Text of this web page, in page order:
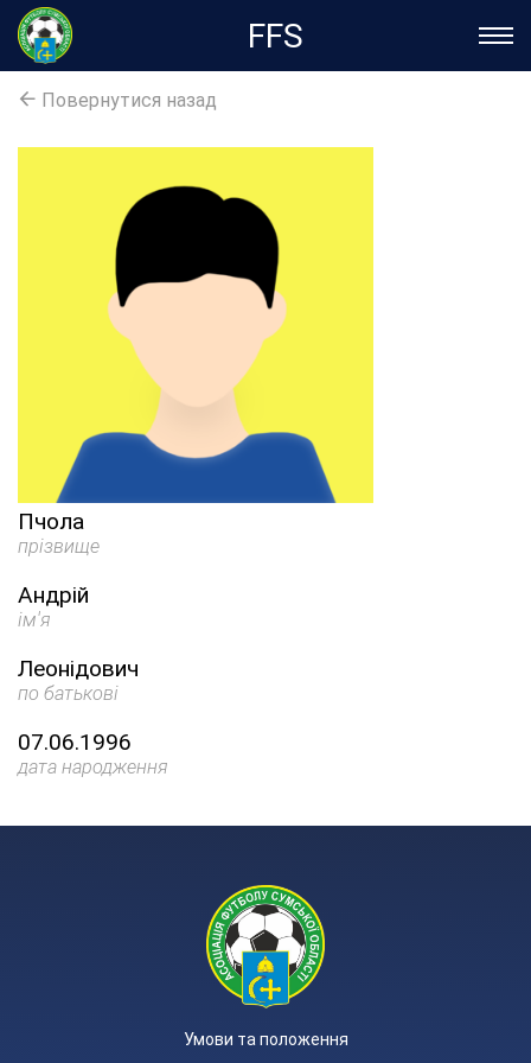
FFS
Повернутися назад
Пчола
прізвище
Андрій
ім'я
Леонідович
по батькові
07.06.1996
дата народження
Умови та положення